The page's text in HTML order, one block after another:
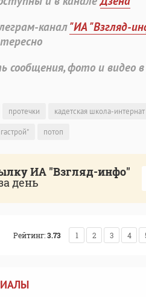
канал"ИА "Взгляд-
сообщения, фото и видео
протечки кадетская школа-
потоп
ИА "Взгляд-инфо"
день
Рейтинг:3.73 1 2 3 4